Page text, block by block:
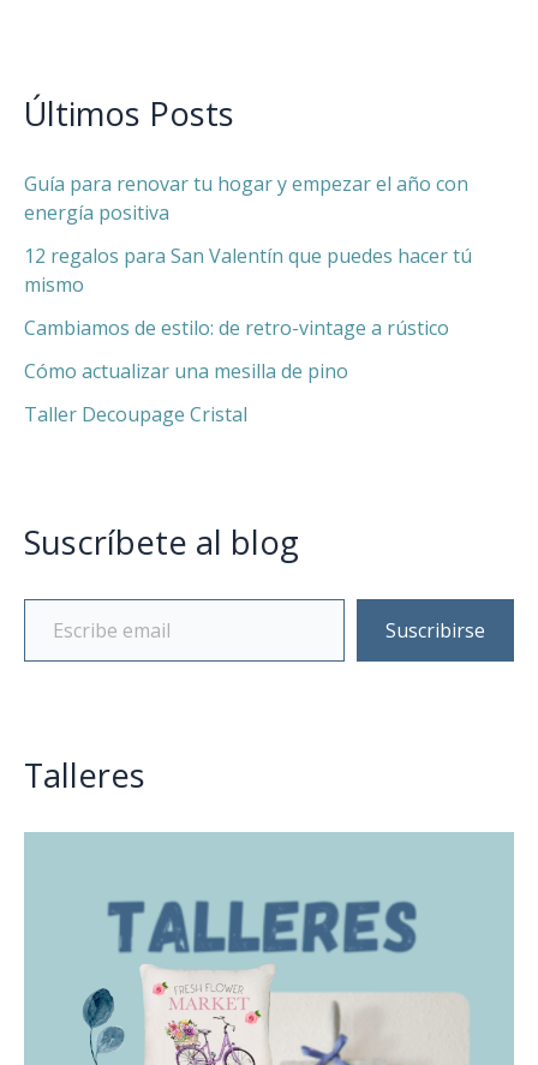
Últimos Posts
Guía para renovar tu hogar y empezar el año con
energía positiva
12 regalos para San Valentín que puedes hacer tú
mismo
Cambiamos de estilo: de retro-vintage a rústico
Cómo actualizar una mesilla de pino
Taller Decoupage Cristal
Suscríbete al blog
Suscribirse
Talleres